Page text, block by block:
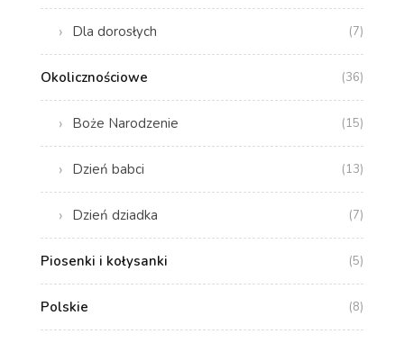
Dla dorosłych (7)
Okolicznościowe (36)
Boże Narodzenie (15)
Dzień babci (13)
Dzień dziadka (7)
Piosenki i kołysanki (5)
Polskie (8)